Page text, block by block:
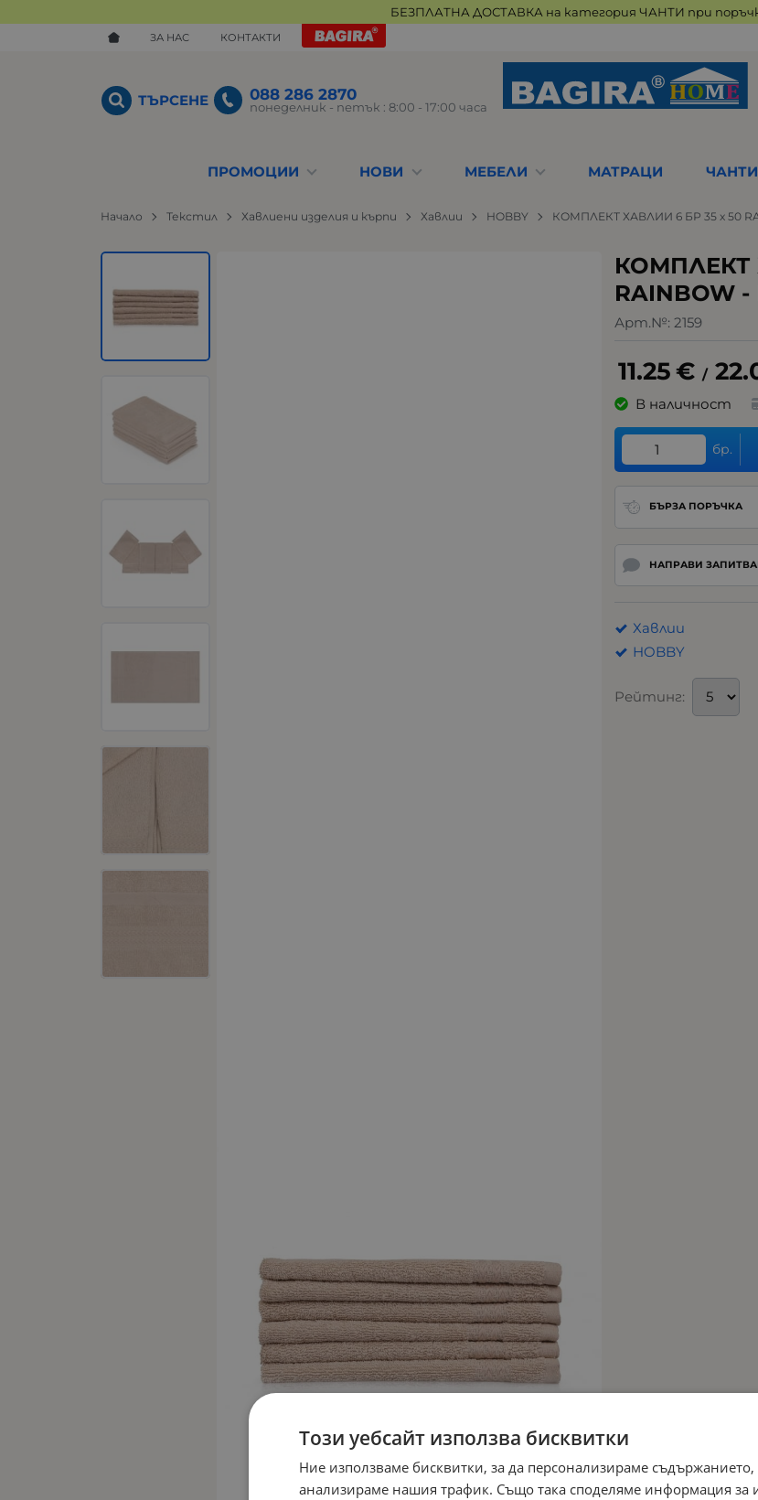
БЕЗПЛАТНА ДОСТАВКА на категория ЧАНТИ при
ЗА НАС КОНТАКТИ
ТЪРСЕНЕ 088 286 2870
понеделник - петък : 8:00 - 17:00 часа
ПРОМОЦИИ НОВИ МЕБЕЛИ МАТРАЦИ ЧАНТИ
Начало Текстил Хавлиени изделия и кърпи Хавлии HOBBY КОМПЛЕКТ ХАВЛИИ 6 БР 35 х 50
КОМПЛЕКТ
RAINBOW
Арт.№: 2159
11.25€ /
В наличност
бр.
БЪРЗА ПОРЪЧКА
НАПРАВИ
Хавлии
HOBBY
Рейтинг:
Този уебсайт използва бисквитки
Ние използваме бисквитки, за да персонализираме
анализираме нашия трафик. Също така споделяме информация за